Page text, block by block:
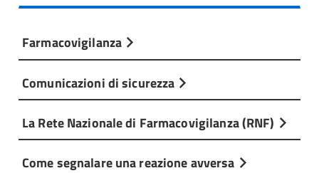
Farmacovigilanza
Comunicazioni di sicurezza
La Rete Nazionale di Farmacovigilanza (RNF)
Come segnalare una reazione avversa